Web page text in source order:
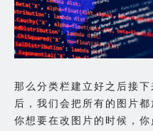
那么分类栏建立好之后接
后，我们会把所有的图片
你想要在改图片的时候，